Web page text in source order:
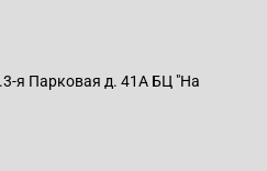
я Парковая д. 41А БЦ "На